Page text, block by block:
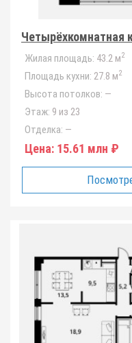
Четырёхкомнатная
Жилая площадь: 43.2 м2
Площадь кухни: 27.8 м2
Высота потолков: —
Этаж: 9 из 23
Отделка: —
Цена: 15.61 млн ₽